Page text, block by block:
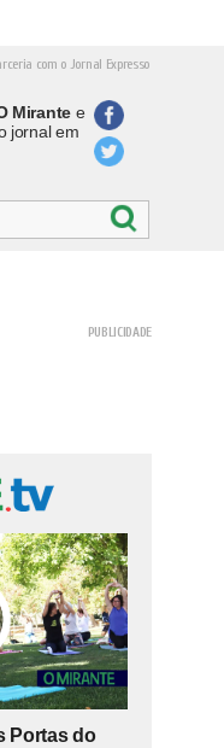
com o Jornal Expresso
Mirantee
jornal em
Portas do